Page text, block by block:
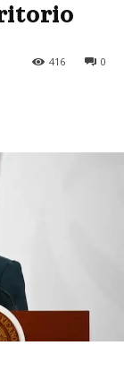
0
416